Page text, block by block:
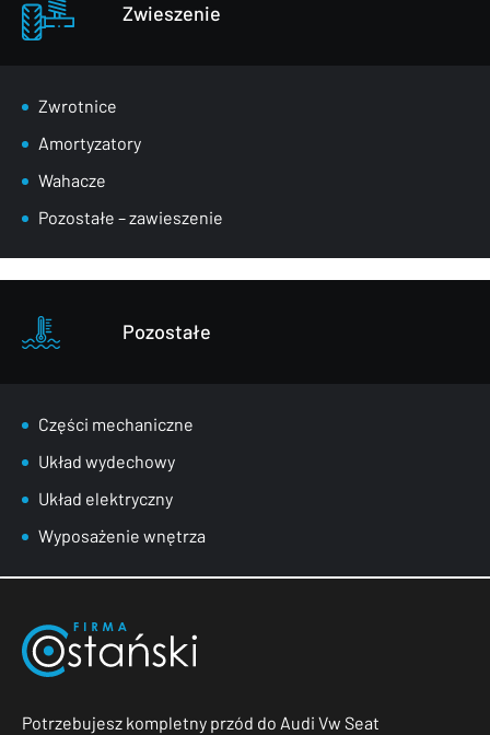
Zwieszenie
Zwrotnice
Amortyzatory
Wahacze
Pozostałe – zawieszenie
Pozostałe
Części mechaniczne
Układ wydechowy
Układ elektryczny
Wyposażenie wnętrza
Potrzebujesz kompletny przód do Audi Vw Seat